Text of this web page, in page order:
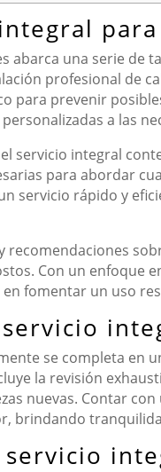
abarca una serie
profesional de
para prevenir
a las
servicio integral
para abordar
servicio rápido y
Con un enfoque
fomentar un uso
se completa en
la revisión
nuevas. Contar
brindando